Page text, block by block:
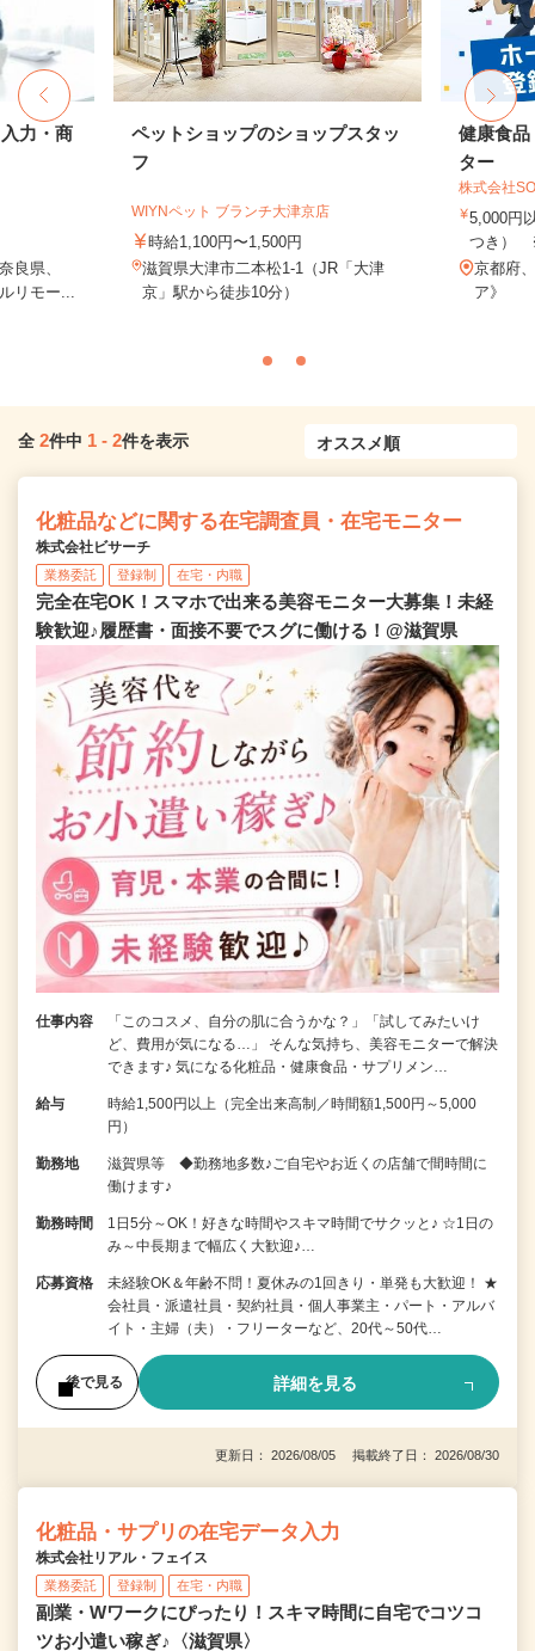
力・商
良県、
リモー...
ペットショップのショップスタッ
フ
WIYNペット ブランチ大津京店
時給1,100円〜1,500円
滋賀県大津市二本松1-1（JR「大津
京」駅から徒歩10分）
健康食品
ター
株式会社
5,000円
つき）
京都府
ア》
全 2件中 1 - 2件を表示
化粧品などに関する在宅調査員・在宅モニター
株式会社ビサーチ
業務委託 登録制 在宅・内職
完全在宅OK！スマホで出来る美容モニター大募集！未経
験歓迎♪履歴書・面接不要でスグに働ける！@滋賀県
仕事内容
「このコスメ、自分の肌に合うかな？」「試してみたいけ
ど、費用が気になる…」 そんな気持ち、美容モニターで解決
できます♪ 気になる化粧品・健康食品・サプリメン…
給与
時給1,500円以上（完全出来高制／時間額1,500円～5,000
円）
勤務地
滋賀県等 ◆勤務地多数♪ご自宅やお近くの店舗で間時間に
働けます♪
勤務時間
1日5分～OK！好きな時間やスキマ時間でサクッと♪ ☆1日の
み～中長期まで幅広く大歓迎♪…
応募資格
未経験OK＆年齢不問！夏休みの1回きり・単発も大歓迎！ ★
会社員・派遣社員・契約社員・個人事業主・パート・アルバ
イト・主婦（夫）・フリーターなど、20代～50代…
後で見る 詳細を見る
更新日： 2026/08/05 掲載終了日： 2026/08/30
化粧品・サプリの在宅データ入力
株式会社リアル・フェイス
業務委託 登録制 在宅・内職
副業・Wワークにぴったり！スキマ時間に自宅でコツコ
ツお小遣い稼ぎ♪〈滋賀県〉